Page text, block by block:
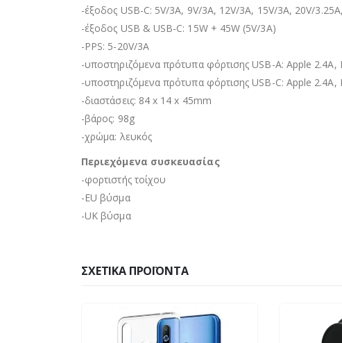
-έξοδος USB-C: 5V/3A, 9V/3A, 12V/3A, 15V/3A, 20V/
-έξοδος USB & USB-C: 15W + 45W (5V/3A)
-PPS: 5-20V/3A
-υποστηριζόμενα πρότυπα φόρτισης USB-A: Apple 2.4A,
-υποστηριζόμενα πρότυπα φόρτισης USB-C: Apple
-διαστάσεις: 84 x 14 x 45mm
-βάρος: 98g
-χρώμα: λευκός
Περιεχόμενα συσκευασίας
-φορτιστής τοίχου
-EU βύσμα
-UK βύσμα
ΣΧΕΤΙΚΆ ΠΡΟΪΌΝΤΑ